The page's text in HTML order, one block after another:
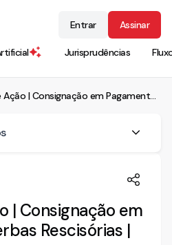
Jurisprudências
Entrar Assinar
Modelo de Ação | Consignação em Pagamento | Verbas Rescisórias | 2026
ajuizar ação de consignação
Trabalho?
rescisórias extingue a
| Consignação em
Rescisórias |